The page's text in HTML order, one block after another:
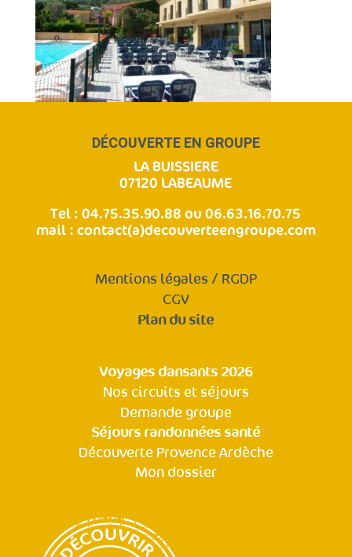
DÉCOUVERTE EN GROUPE
LA BUISSIERE
07120 LABEAUME
Tel : 04.75.35.90.88 ou 06.63.16.70.75
mail : contact(a)decouverteengroupe.com
Mentions légales / RGDP
CGV
Plan du site
Voyages dansants 2026
Nos circuits et séjours
Demande groupe
Séjours randonnées santé
Découverte Provence Ardèche
Mon dossier